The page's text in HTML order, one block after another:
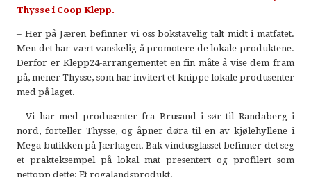
Thysse i Coop Klepp.
– Her på Jæren befinner vi oss bokstavelig talt midt i matfatet.
Men det har vært vanskelig å promotere de lokale produktene.
Derfor er Klepp24-arrangementet en fin måte å vise dem fram
på, mener Thysse, som har invitert et knippe lokale produsenter
med på laget.
– Vi har med produsenter fra Brusand i sør til Randaberg i
nord, forteller Thysse, og åpner døra til en av kjølehyllene i
Mega-butikken på Jærhagen. Bak vindusglasset befinner det seg
et prakteksempel på lokal mat presentert og profilert som
nettopp dette: Et rogalandsprodukt.